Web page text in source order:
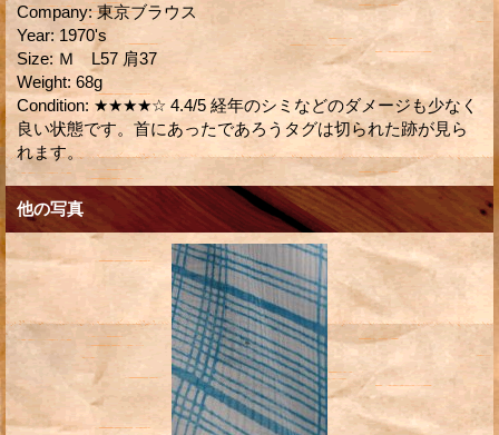
Company: 東京ブラウス
Year: 1970's
Size: Ｍ L57 肩37
Weight: 68g
Condition: ★★★★☆ 4.4/5 経年のシミなどのダメージも少なく
良い状態です。首にあったであろうタグは切られた跡が見ら
れます。
他の写真